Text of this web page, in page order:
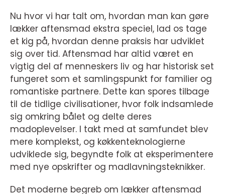
Nu hvor vi har talt om, hvordan man kan gøre
lækker aftensmad ekstra speciel, lad os tage
et kig på, hvordan denne praksis har udviklet
sig over tid. Aftensmad har altid været en
vigtig del af menneskers liv og har historisk set
fungeret som et samlingspunkt for familier og
romantiske partnere. Dette kan spores tilbage
til de tidlige civilisationer, hvor folk indsamlede
sig omkring bålet og delte deres
madoplevelser. I takt med at samfundet blev
mere komplekst, og køkkenteknologierne
udviklede sig, begyndte folk at eksperimentere
med nye opskrifter og madlavningsteknikker.
Det moderne begreb om lækker aftensmad